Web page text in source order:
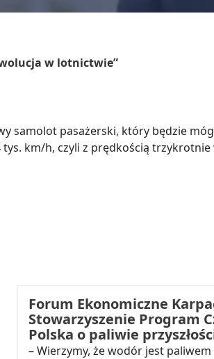
w lotnictwie”
samolot pasażerski, który będzie
km/h, czyli z prędkością
Forum Ekonomiczne
Stowarzyszenie Program
Polska o paliwie
– Wierzymy, że wodór jest paliwem